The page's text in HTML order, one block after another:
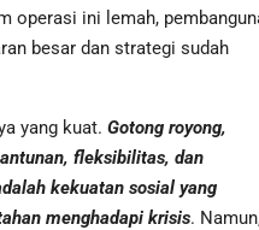
operasi ini lemah,
besar dan strategi sudah
yang kuat. Gotong royong,
fleksibilitas, dan
kekuatan sosial yang
menghadapi krisis.